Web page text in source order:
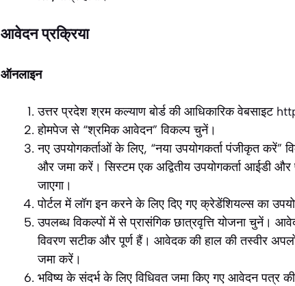
आवेदन प्रक्रिया
ऑनलाइन
उत्तर प्रदेश श्रम कल्याण बोर्ड की आधिकारिक वेबसाइट
होमपेज से “श्रमिक आवेदन” विकल्प चुनें।
नए उपयोगकर्ताओं के लिए, “नया उपयोगकर्ता पंजीकृत
और जमा करें। सिस्टम एक अद्वितीय उपयोगकर्ता आईडी
जाएगा।
पोर्टल में लॉग इन करने के लिए दिए गए क्रेडेंशियल्स का
उपलब्ध विकल्पों में से प्रासंगिक छात्रवृत्ति योजना चुनें।
विवरण सटीक और पूर्ण हैं। आवेदक की हाल की तस्वीर
जमा करें।
भविष्य के संदर्भ के लिए विधिवत जमा किए गए आवेदन पत्र